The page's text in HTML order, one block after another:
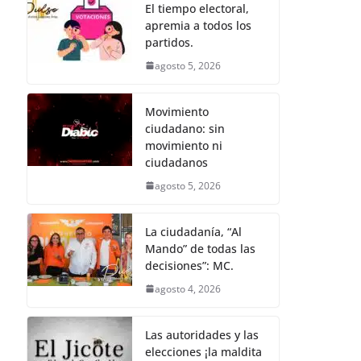
b
o
o
k
A
p
p
n
g
er
a
m
p
ar
tir
El tiempo electoral,
apremia a todos los
partidos.
agosto 5, 2026
Movimiento
ciudadano: sin
movimiento ni
ciudadanos
agosto 5, 2026
La ciudadanía, “Al
Mando” de todas las
decisiones”: MC.
agosto 4, 2026
Las autoridades y las
elecciones ¡la maldita